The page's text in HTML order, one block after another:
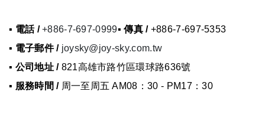
▪ 電話 / +886-7-697-0999▪ 傳真 / +886-7-697-5353
▪ 電子郵件 / joysky@joy-sky.com.tw
▪ 公司地址 / 821高雄市路竹區環球路636號
▪ 服務時間 / 周一至周五 AM08：30 - PM17：30